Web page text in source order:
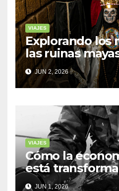
VIAJES
Explorando los
las ruinas
de Yucatán
JUN 2, 2026
VIAJES
Cómo la
está
sostenible
JUN 1, 2026